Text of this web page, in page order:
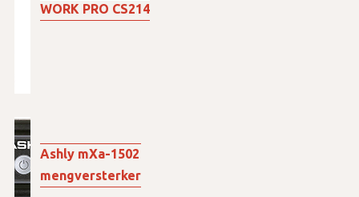
WORK PRO CS214
Ashly mXa-1502
mengversterker